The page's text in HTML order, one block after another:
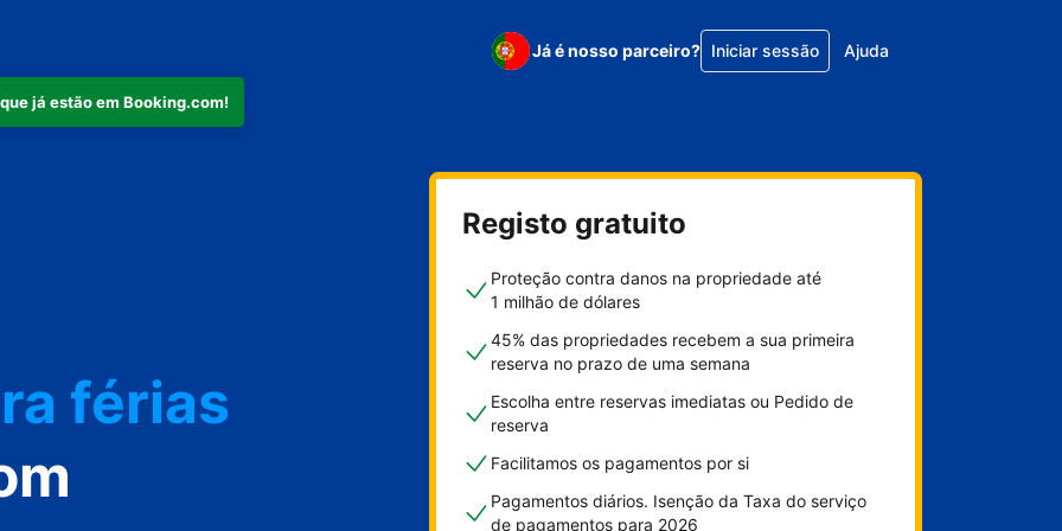
já estão em Booking.com!
Já é nosso parceiro? Iniciar sessão Ajuda
férias
Registo gratuito
Proteção contra danos na propriedade até
1 milhão de dólares
45% das propriedades recebem a sua primeira
reserva no prazo de uma semana
Escolha entre reservas imediatas ou Pedido de
reserva
Facilitamos os pagamentos por si
Pagamentos diários. Isenção da Taxa do serviço
de pagamentos para 2026